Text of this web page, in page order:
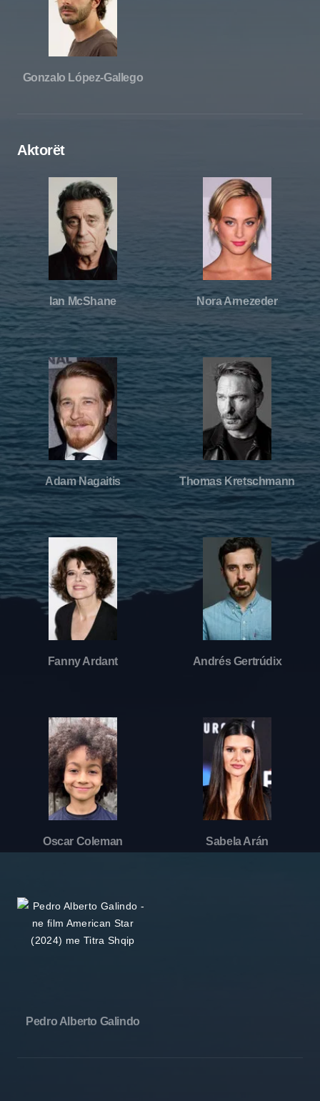
Gonzalo López-Gallego
Aktorët
Ian McShane Nora Arnezeder
Adam Nagaitis Thomas Kretschmann
Fanny Ardant Andrés Gertrúdix
Oscar Coleman Sabela Arán
Pedro Alberto Galindo